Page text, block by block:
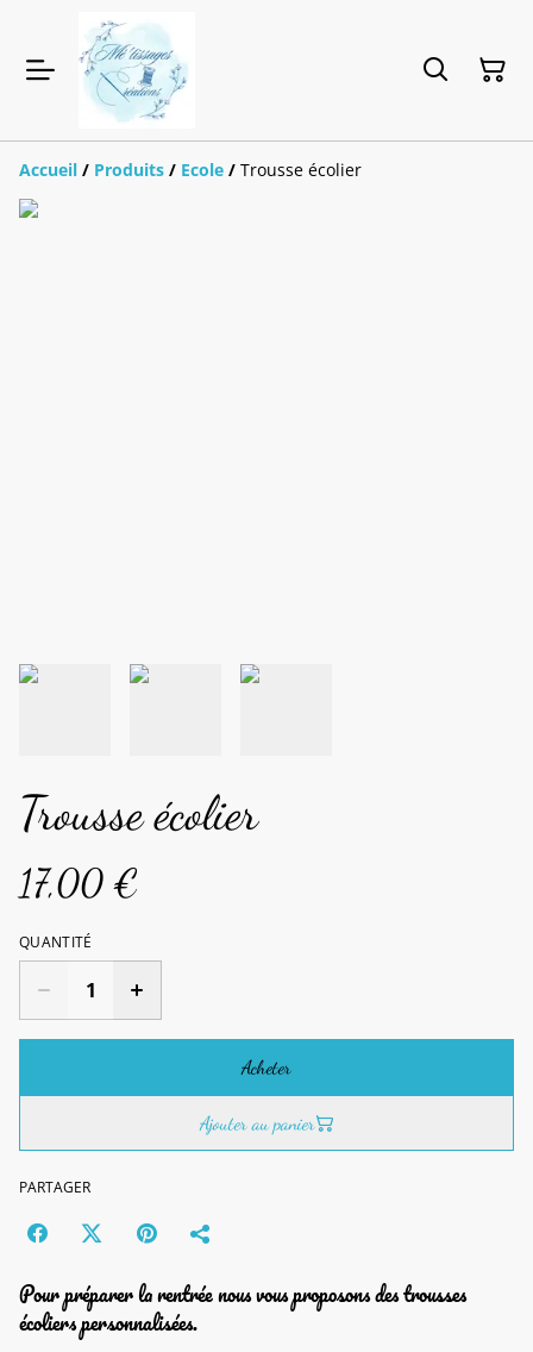
Accueil / Produits / Ecole / Trousse écolier
Trousse écolier
17,00 €
QUANTITÉ
Acheter
Ajouter au panier
PARTAGER
Pour préparer la rentrée nous vous proposons des trousses
écoliers personnalisées.